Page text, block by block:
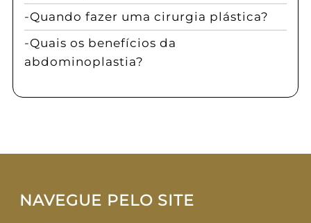
Quando fazer uma cirurgia plástica?
Quais os benefícios da
abdominoplastia?
NAVEGUE PELO SITE